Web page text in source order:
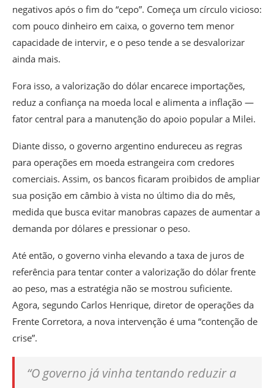
negativos após o fim do “cepo”. Começa um círculo vicioso:
com pouco dinheiro em caixa, o governo tem menor
capacidade de intervir, e o peso tende a se desvalorizar
ainda mais.
Fora isso, a valorização do dólar encarece importações,
reduz a confiança na moeda local e alimenta a inflação —
fator central para a manutenção do apoio popular a Milei.
Diante disso, o governo argentino endureceu as regras
para operações em moeda estrangeira com credores
comerciais. Assim, os bancos ficaram proibidos de ampliar
sua posição em câmbio à vista no último dia do mês,
medida que busca evitar manobras capazes de aumentar a
demanda por dólares e pressionar o peso.
Até então, o governo vinha elevando a taxa de juros de
referência para tentar conter a valorização do dólar frente
ao peso, mas a estratégia não se mostrou suficiente.
Agora, segundo Carlos Henrique, diretor de operações da
Frente Corretora, a nova intervenção é uma “contenção de
crise”.
“O governo já vinha tentando reduzir a